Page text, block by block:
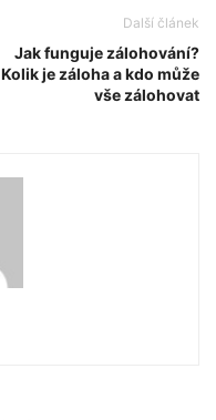
Další článek
Jak funguje zálohování?
Kolik je záloha a kdo může
vše zálohovat